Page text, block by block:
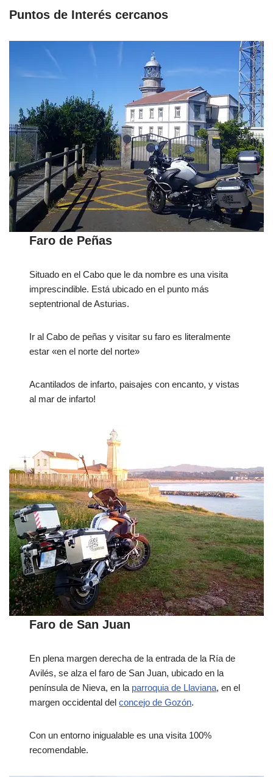
Puntos de Interés cercanos
Faro de Peñas
Situado en el Cabo que le da nombre es una visita
imprescindible. Está ubicado en el punto más
septentrional de Asturias.
Ir al Cabo de peñas y visitar su faro es literalmente
estar «en el norte del norte»
Acantilados de infarto, paisajes con encanto, y vistas
al mar de infarto!
Faro de San Juan
En plena margen derecha de la entrada de la Ría de
Avilés, se alza el faro de San Juan, ubicado en la
península de Nieva, en la parroquia de Llaviana, en el
margen occidental delconcejo de Gozón.
Con un entorno inigualable es una visita 100%
recomendable.